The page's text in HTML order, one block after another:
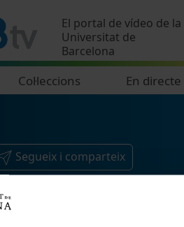
El portal de vídeo de la
Universitat de
Barcelona
Col·leccions En directe
Segueix i comparteix